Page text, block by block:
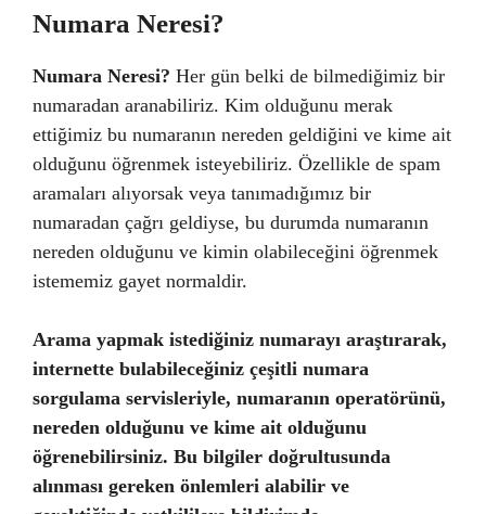
Numara Neresi?
Numara Neresi? Her gün belki de bilmediğimiz bir
numaradan aranabiliriz. Kim olduğunu merak
ettiğimiz bu numaranın nereden geldiğini ve kime ait
olduğunu öğrenmek isteyebiliriz. Özellikle de spam
aramaları alıyorsak veya tanımadığımız bir
numaradan çağrı geldiyse, bu durumda numaranın
nereden olduğunu ve kimin olabileceğini öğrenmek
istememiz gayet normaldir.
Arama yapmak istediğiniz numarayı araştırarak,
internette bulabileceğiniz çeşitli numara
sorgulama servisleriyle, numaranın operatörünü,
nereden olduğunu ve kime ait olduğunu
öğrenebilirsiniz. Bu bilgiler doğrultusunda
alınması gereken önlemleri alabilir ve